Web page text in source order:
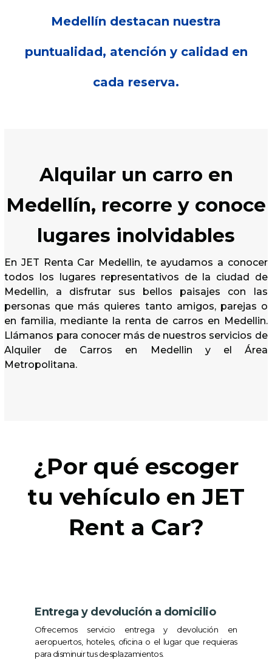
Medellín destacan nuestra
puntualidad, atención y calidad en
cada reserva.
Alquilar un carro en
Medellín, recorre y conoce
lugares inolvidables
En JET Renta Car Medellin, te ayudamos a conocer
todos los lugares representativos de la ciudad de
Medellin, a disfrutar sus bellos paisajes con las
personas que más quieres tanto amigos, parejas o
en familia, mediante la renta de carros en Medellin.
Llámanos para conocer más de nuestros servicios de
Alquiler de Carros en Medellin y el Área
Metropolitana.
¿Por qué escoger
tu vehículo en JET
Rent a Car?
Entrega y devolución a domicilio
Ofrecemos servicio entrega y devolución en
aeropuertos, hoteles, oficina o el lugar que requieras
para disminuir tus desplazamientos.